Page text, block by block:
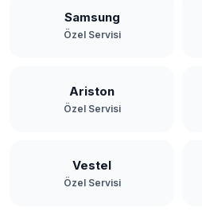
Samsung
Özel Servisi
Ariston
Özel Servisi
Vestel
Özel Servisi